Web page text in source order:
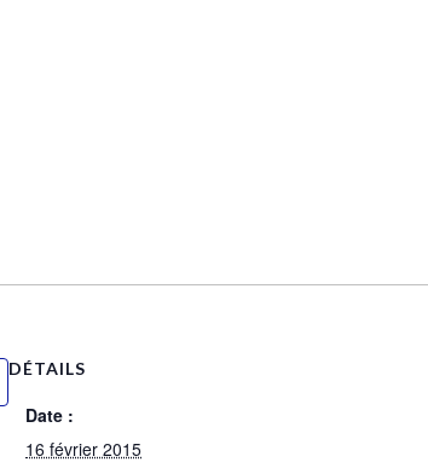
DÉTAILS
Date :
16 février 2015